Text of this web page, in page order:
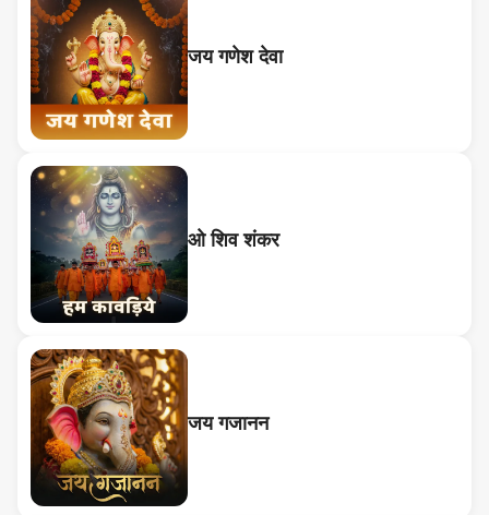
जय गणेश देवा
ओ शिव शंकर
जय गजानन